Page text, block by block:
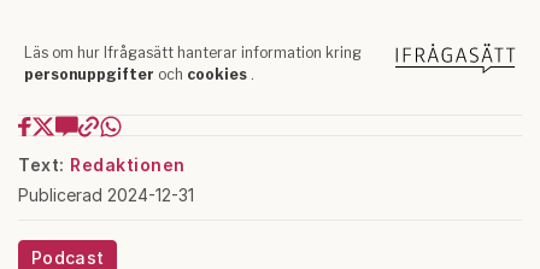
Text: Redaktionen
Publicerad 2024-12-31
Podcast